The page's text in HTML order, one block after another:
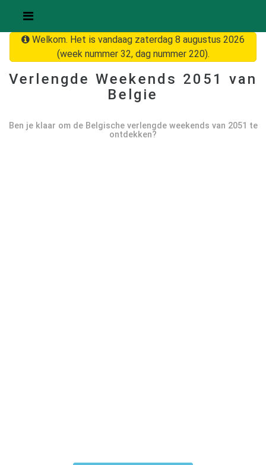
Welkom. Het is vandaag zaterdag 8 augustus 2026
(week nummer 32, dag nummer 220).
Verlengde Weekends 2051
van
Belgie
Ben je klaar om de Belgische verlengde weekends van 2051 te
ontdekken?